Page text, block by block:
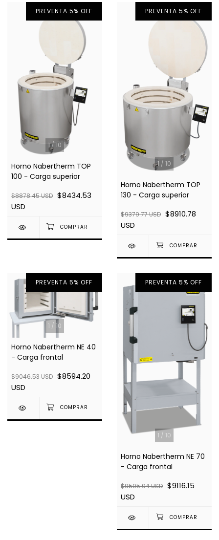
1/ 10
PREVENTA 5% OFF
Horno Nabertherm TOP
100 - Carga superior
$8878.45 USD $8434.53
USD
1 / 10
PREVENTA 5% OFF
Horno Nabertherm TOP
130 - Carga superior
$9379.77 USD $8910.78
USD
1 / 10
PREVENTA 5% OFF
Horno Nabertherm NE 40
- Carga frontal
$9046.53 USD $8594.20
USD
1 / 10
PREVENTA 5% OFF
Horno Nabertherm NE 70
- Carga frontal
$9595.94 USD $9116.15
USD